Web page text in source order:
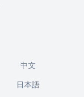
中文
日本語